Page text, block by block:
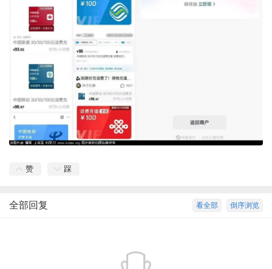
赞 踩
倒序浏览
看全部
全部回复